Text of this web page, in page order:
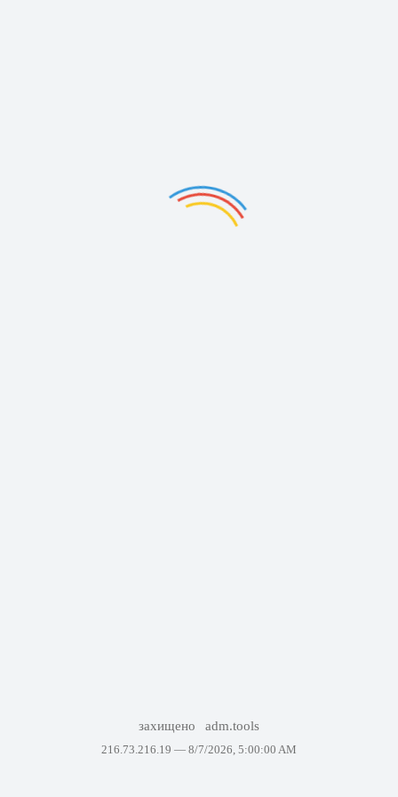
захищено adm.tools
216.73.216.19 — 8/7/2026, 5:00:00 AM